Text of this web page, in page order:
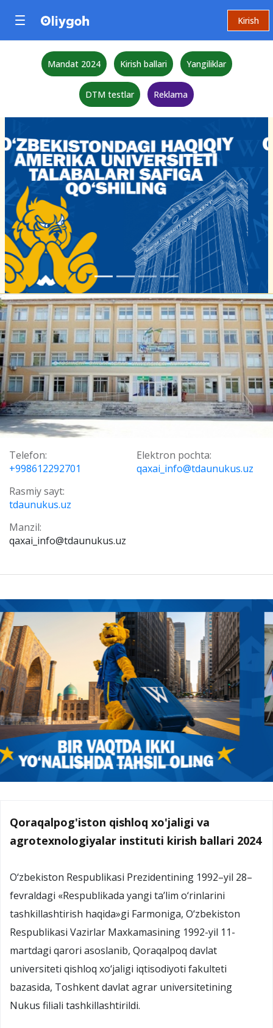
Kirish
Mandat 2024 Kirish ballari Yangiliklar
DTM testlar Reklama
Telefon:
+998612292701
Elektron pochta:
qaxai_info@tdaunukus.uz
Rasmiy sayt:
tdaunukus.uz
Manzil:
qaxai_info@tdaunukus.uz
Qoraqalpog'iston qishloq xo'jaligi va
agrotexnologiyalar instituti kirish ballari 2024
O‘zbekiston Respublikasi Prezidentining 1992–yil 28–
fevraldagi «Respublikada yangi ta’lim o‘rinlarini
tashkillashtirish haqida»gi Farmoniga, O‘zbekiston
Respublikasi Vazirlar Maxkamasining 1992-yil 11-
martdagi qarori asoslanib, Qoraqalpoq davlat
universiteti qishloq xo‘jaligi iqtisodiyoti fakulteti
bazasida, Toshkent davlat agrar universitetining
Nukus filiali tashkillashtirildi.